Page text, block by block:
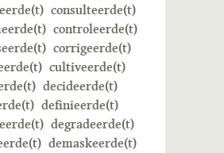
consulteerde(t)
controleerde(t)
corrigeerde(t)
cultiveerde(t)
decideerde(t)
definieerde(t)
degradeerde(t)
demaskeerde(t)